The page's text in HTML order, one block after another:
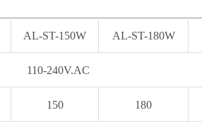
AL-ST-150W AL-ST-180W
110-240V.AC
150 180